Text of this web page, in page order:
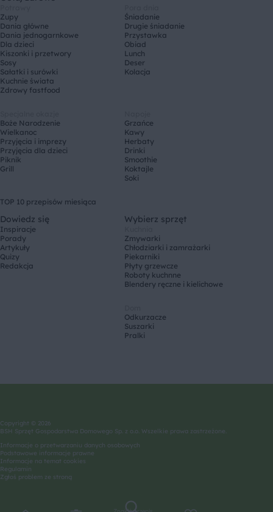
Zupy
Dania główne
Dania jednogarnkowe
Dla dzieci
Kiszonki i przetwory
Sosy
Sałatki i surówki
Kuchnie świata
Zdrowy fastfood
Śniadanie
Drugie śniadanie
Przystawka
Obiad
Lunch
Deser
Kolacja
Boże Narodzenie
Wielkanoc
Przyjęcia i imprezy
Przyjęcia dla dzieci
Piknik
Grill
Grzańce
Kawy
Herbaty
Drinki
Smoothie
Koktajle
Soki
TOP 10 przepisów miesiąca
Dowiedz się
Inspiracje
Porady
Artykuły
Quizy
Redakcja
Wybierz sprzęt
Zmywarki
Chłodziarki i zamrażarki
Piekarniki
Płyty grzewcze
Roboty kuchnne
Blendery ręczne i kielichowe
Odkurzacze
Suszarki
Pralki
Copyright © 2026
BSH Sprzęt Gospodarstwa Domowego Sp. z o.o. Wszelkie prawa zastrzeżone.
Informacje o przetwarzaniu danych osobowych
Podstawowe informacje prawne
Informacje na temat cookies
Regulamin
Zgłoś problem ze stroną